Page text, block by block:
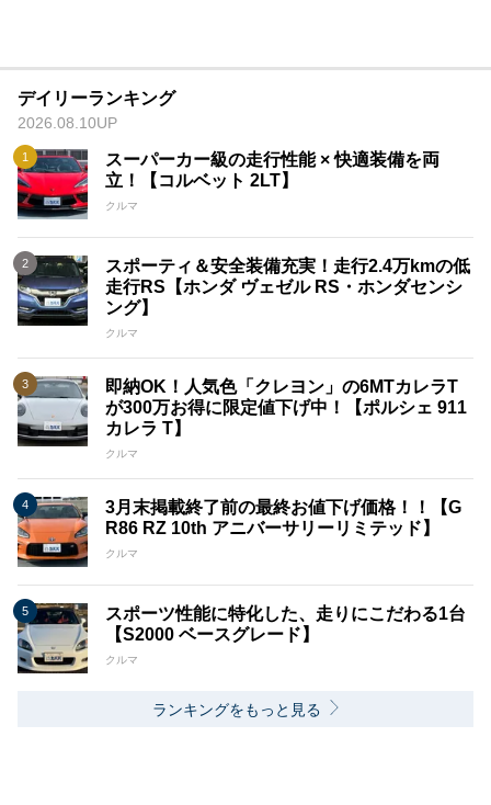
デイリーランキング
2026.08.10UP
スーパーカー級の走行性能 × 快適装備を両
立！【コルベット 2LT】
クルマ
スポーティ＆安全装備充実！走行2.4万kmの低
走行RS【ホンダ ヴェゼル RS・ホンダセンシ
ング】
クルマ
即納OK！人気色「クレヨン」の6MTカレラT
が300万お得に限定値下げ中！【ポルシェ 911
カレラ T】
クルマ
3月末掲載終了前の最終お値下げ価格！！【G
R86 RZ 10th アニバーサリーリミテッド】
クルマ
スポーツ性能に特化した、走りにこだわる1台
【S2000 ベースグレード】
クルマ
ランキングをもっと見る